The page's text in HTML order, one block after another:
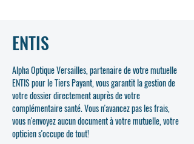
ENTIS
Alpha Optique Versailles, partenaire de votre mutuelle
ENTIS pour le Tiers Payant, vous garantit la gestion de
votre dossier directement auprès de votre
complémentaire santé. Vous n'avancez pas les frais,
vous n'envoyez aucun document à votre mutuelle, votre
opticien s'occupe de tout!